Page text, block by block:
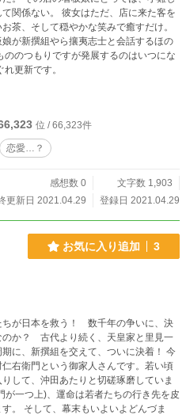
関係ない。 彼女はただ、店に来た客を
茶、そして穏やかな笑みで癒すだけ。
が新撰組やら攘夷志士と会話するほの
ののつもりですが発展するのはいつにな
更新です。
位 / 66,323件
恋愛…？
感想数 0
文字数 1,903
更新日 2021.04.29
登録日 2021.04.29
お気に入り追加 3
ちが日本を救う！ 数千年の争いに、決
のか？ 古代より続く、天皇家と里見一
に、新撰組を交えて、ついに決着！ 今
右衛門という御家人さんです。若い頃
して、沖田あたりと切磋琢磨していま
が一つ上)、運命は若者たちの行き先を皮
。 そして、幕末もいよいよどんづま